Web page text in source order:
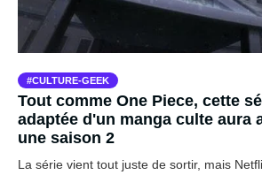
CULTURE-GEEK
Tout comme One Piece, cette
adaptée d'un manga culte aura
une saison 2
La série vient tout juste de sortir, mais